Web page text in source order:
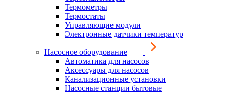
Термометры
Термостаты
Управляющие модули
Электронные датчики температур
Насосное оборудование
Автоматика для насосов
Аксессуары для насосов
Канализационные установки
Насосные станции бытовые